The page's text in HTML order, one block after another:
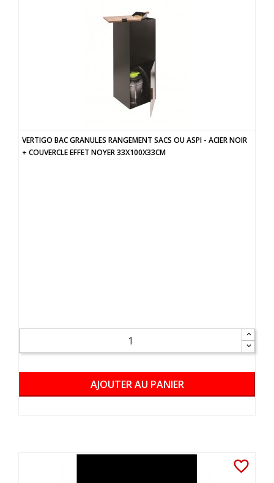
VERTIGO BAC GRANULES RANGEMENT SACS OU ASPI - ACIER NOIR
+ COUVERCLE EFFET NOYER 33X100X33CM
AJOUTER AU PANIER
favorite_border